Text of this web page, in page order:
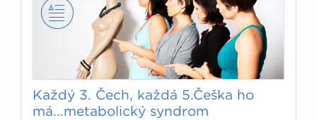
Každý 3. Čech, každá 5.Češka ho
má...metabolický syndrom